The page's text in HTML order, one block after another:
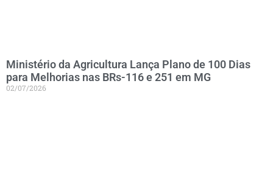
Ministério da Agricultura Lança Plano de 100 Dias
para Melhorias nas BRs-116 e 251 em MG
02/07/2026